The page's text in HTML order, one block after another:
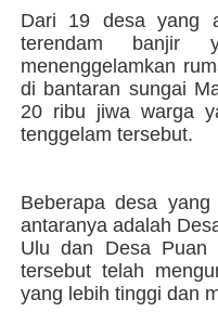
Dari 19 desa yang
terendam banjir
menenggelamkan
di bantaran sungai
20 ribu jiwa warga
tenggelam tersebut.
Beberapa desa
antaranya adalah
Ulu dan Desa Puan
tersebut telah
yang lebih tinggi dan